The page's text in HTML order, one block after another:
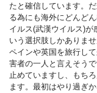
たと確信しています。
る為にも海外にどんど
イルス(武漢ウイルス)が
いう選択肢しかありま
ペインや英国を旅行し
害者の一人と言えそうで
止めていますし、もち
ます。最初はやり過ぎ